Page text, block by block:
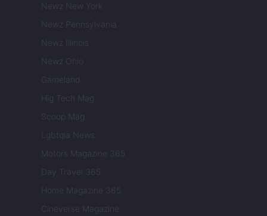
Newz New York
Newz Pennsylvania
Newz Illinois
Newz Ohio
Gameland
Hig Tech Mag
Scoop Mag
Lgbtqia News
Motors Magazine 365
Day Travel 365
Home Magazine 365
Cineverse Magazine